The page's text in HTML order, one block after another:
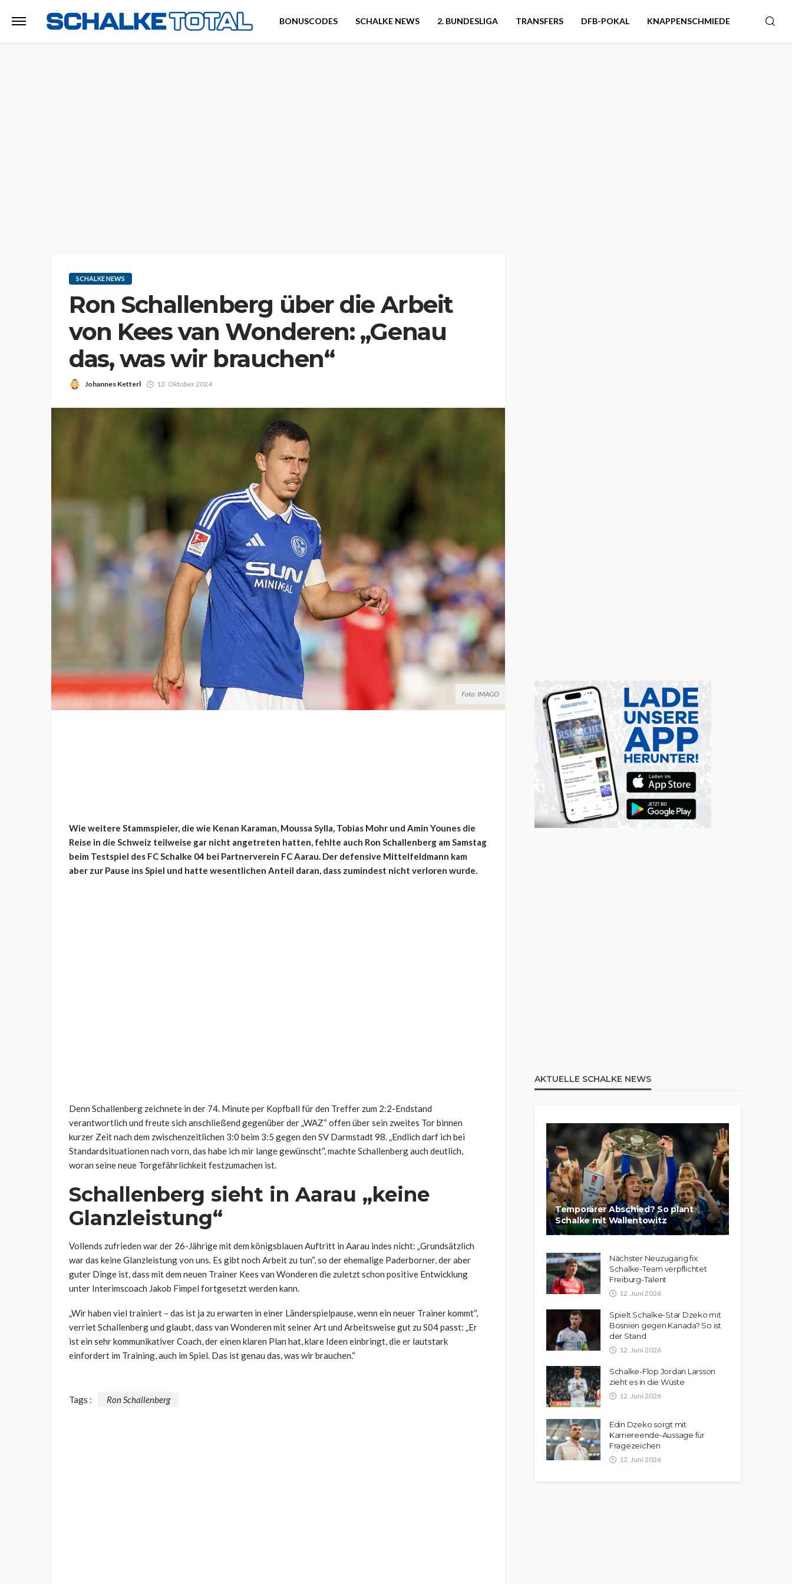
BONUSCODES SCHALKE NEWS 2. BUNDESLIGA TRANSFERS DFB-POKAL KNAPPENSCHMIEDE
SCHALKE NEWS
Ron Schallenberg über die Arbeit
von Kees van Wonderen: „Genau
das, was wir brauchen“
Johannes Ketterl 13. Oktober 2024
Foto: IMAGO
Wie weitere Stammspieler, die wie Kenan Karaman, Moussa Sylla, Tobias Mohr und Amin Younes die
Reise in die Schweiz teilweise gar nicht angetreten hatten, fehlte auch Ron Schallenberg am Samstag
beim Testspiel des FC Schalke 04 bei Partnerverein FC Aarau. Der defensive Mittelfeldmann kam
aber zur Pause ins Spiel und hatte wesentlichen Anteil daran, dass zumindest nicht verloren wurde.
Denn Schallenberg zeichnete in der 74. Minute per Kopfball für den Treffer zum 2:2-Endstand
verantwortlich und freute sich anschließend gegenüber der „WAZ“ offen über sein zweites Tor binnen
kurzer Zeit nach dem zwischenzeitlichen 3:0 beim 3:5 gegen den SV Darmstadt 98. „Endlich darf ich bei
Standardsituationen nach vorn, das habe ich mir lange gewünscht“, machte Schallenberg auch deutlich,
woran seine neue Torgefährlichkeit festzumachen ist.
Schallenberg sieht in Aarau „keine
Glanzleistung“
Vollends zufrieden war der 26-Jährige mit dem königsblauen Auftritt in Aarau indes nicht: „Grundsätzlich
war das keine Glanzleistung von uns. Es gibt noch Arbeit zu tun“, so der ehemalige Paderborner, der aber
guter Dinge ist, dass mit dem neuen Trainer Kees van Wonderen die zuletzt schon positive Entwicklung
unter Interimscoach Jakob Fimpel fortgesetzt werden kann.
„Wir haben viel trainiert – das ist ja zu erwarten in einer Länderspielpause, wenn ein neuer Trainer kommt“,
verriet Schallenberg und glaubt, dass van Wonderen mit seiner Art und Arbeitsweise gut zu S04 passt: „Er
ist ein sehr kommunikativer Coach, der einen klaren Plan hat, klare Ideen einbringt, die er lautstark
einfordert im Training, auch im Spiel. Das ist genau das, was wir brauchen.“
Tags : Ron Schallenberg
AKTUELLE SCHALKE NEWS
Temporärer Abschied? So plant
Schalke mit Wallentowitz
Nächster Neuzugang fix:
Schalke-Team verpflichtet
Freiburg-Talent
12. Juni 2026
Spielt Schalke-Star Dzeko mit
Bosnien gegen Kanada? So ist
der Stand
12. Juni 2026
Schalke-Flop Jordan Larsson
zieht es in die Wüste
12. Juni 2026
Edin Dzeko sorgt mit
Karriereende-Aussage für
Fragezeichen
12. Juni 2026